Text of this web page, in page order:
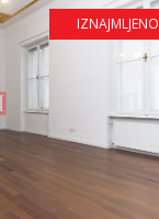
IZNAJMLJENO